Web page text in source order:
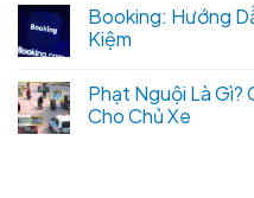
Booking: Hướng
Kiệm
Phạt Nguội Là Gì?
Cho Chủ Xe